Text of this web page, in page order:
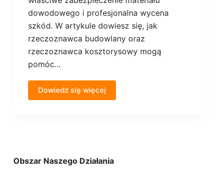
dowodowego i profesjonalna wycena
szkód. W artykule dowiesz się, jak
rzeczoznawca budowlany oraz
rzeczoznawca kosztorysowy mogą
pomóc…
Dowiedz się więcej
Obszar Naszego Działania